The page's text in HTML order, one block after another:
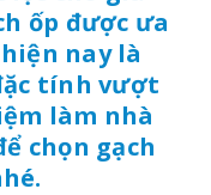
ốp được ưa
nay là
tính vượt
làm nhà
chọn gạch